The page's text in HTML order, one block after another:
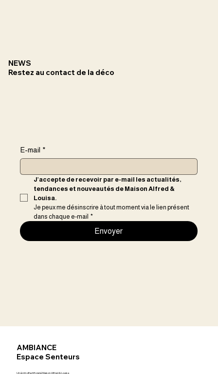
AMBIANCE
Espace Senteurs
Un écrin olfactif signé Maison Alfred & Louisa
NEWS
Restez au contact de la déco
E-mail *
J’accepte de recevoir par e-mail les actualités,
tendances et nouveautés de Maison Alfred &
Louisa.
Je peux me désinscrire à tout moment via le lien présent
dans chaque e-mail *
Envoyer